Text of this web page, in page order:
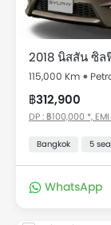
2018 นิสสัน ซิล
115,000 Km
฿312,900
DP : ฿100,000 *,
Bangkok 5
WhatsApp